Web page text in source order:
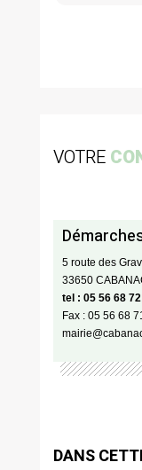
VOTRE
5 route des
33650
tel : 05 56 68
Fax : 05 56 68
DANS